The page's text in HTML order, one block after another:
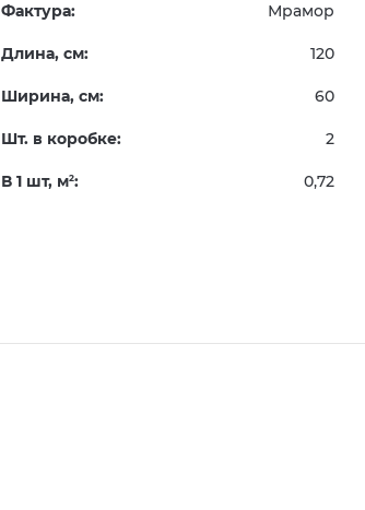
Фактура: Мрамор
Длина, см: 120
Ширина, см: 60
Шт. в коробке: 2
В 1 шт, м2: 0,72